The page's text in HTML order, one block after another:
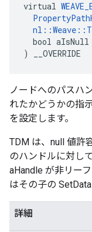
virtual
  bool aIsNull
) __OVERRIDE
ノードへのパスハ
れたかどうかの指
を設定します。
TDM は、null 値許
のハンドルに対し
aHandle が非リー
はその子の
詳細